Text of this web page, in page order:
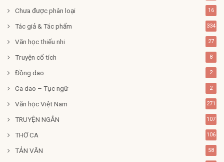
Chưa được phân loại 16
Tác giả & Tác phẩm 334
Văn học thiếu nhi 27
Truyện cổ tích 8
Đồng dao 2
Ca dao – Tục ngữ 2
Văn học Việt Nam 271
TRUYỆN NGẮN 107
THƠ CA 106
TẢN VĂN 58